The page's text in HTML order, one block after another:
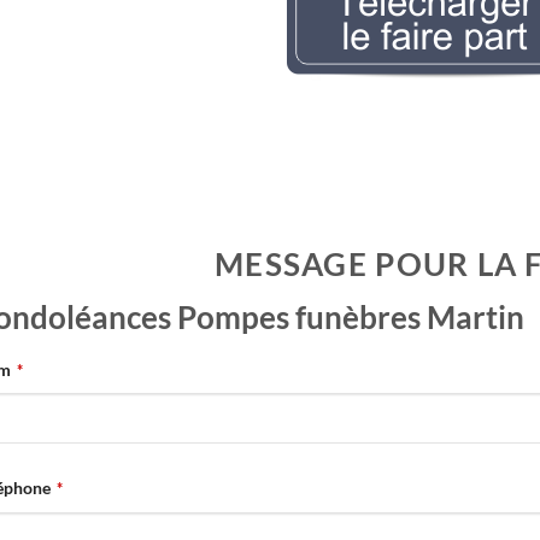
MESSAGE POUR LA
Pompes funèbres Martin
*
*